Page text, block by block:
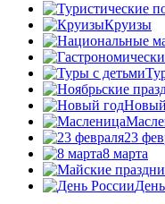
Круизы
23
8 марта